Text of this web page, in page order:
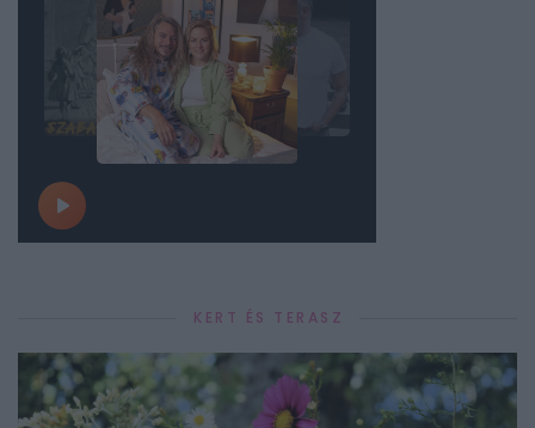
KERT ÉS TERASZ